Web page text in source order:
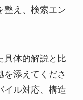
整え、検索エン
具体的解説と比
を添えてくださ
イル対応、構造